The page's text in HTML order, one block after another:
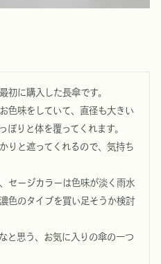
初に購入した長傘です。
色味をしていて、直径も大きい
ぽりと体を覆ってくれます。
りと遮ってくれるので、気持ち
セージカラーは色味が淡く雨水
色のタイプを買い足そうか検討
と思う、お気に入りの傘の一つ